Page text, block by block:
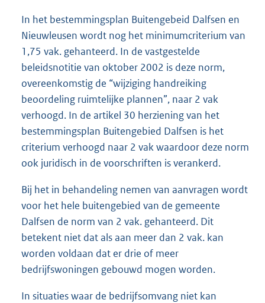
In het bestemmingsplan Buitengebeid Dalfsen en
Nieuwleusen wordt nog het minimumcriterium van
1,75 vak. gehanteerd. In de vastgestelde
beleidsnotitie van oktober 2002 is deze norm,
overeenkomstig de “wijziging handreiking
beoordeling ruimtelijke plannen”, naar 2 vak
verhoogd. In de artikel 30 herziening van het
bestemmingsplan Buitengebied Dalfsen is het
criterium verhoogd naar 2 vak waardoor deze norm
ook juridisch in de voorschriften is verankerd.
Bij het in behandeling nemen van aanvragen wordt
voor het hele buitengebied van de gemeente
Dalfsen de norm van 2 vak. gehanteerd. Dit
betekent niet dat als aan meer dan 2 vak. kan
worden voldaan dat er drie of meer
bedrijfswoningen gebouwd mogen worden.
In situaties waar de bedrijfsomvang niet kan